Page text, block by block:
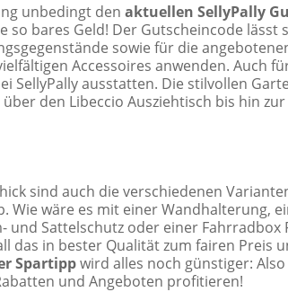
unbedingt den aktuellen SellyPally
so bares Geld! Der Gutscheincode lässt
sowie für die
Accessoires anwenden. Auch
SellyPally ausstatten. Die stilvollen
den Libeccio Ausziehtisch bis hin zur
sind auch die verschiedenen
Wie wäre es mit einer Wandhalterung,
und Sattelschutz oder einer Fahrradbox
das in bester Qualität zum fairen Preis
Spartippwird alles noch günstiger:
und Angeboten profitieren!